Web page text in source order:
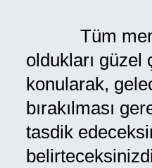
Tüm
oldukları güzel
konularak,
bırakılması
tasdik